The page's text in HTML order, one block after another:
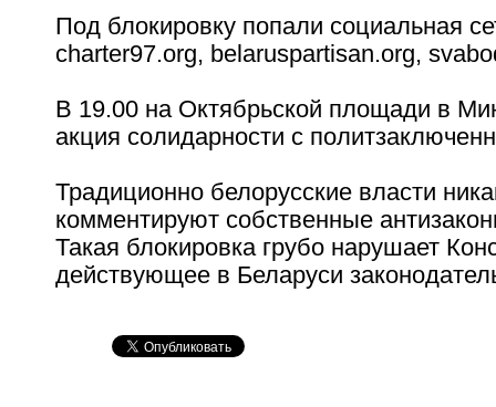
Под блокировку попали социальная
charter97.org, belaruspartisan.org,
В 19.00 на Октябрьской площади в
акция солидарности с
Традиционно белорусские власти
комментируют собственные
Такая блокировка грубо нарушает
действующее в Беларуси